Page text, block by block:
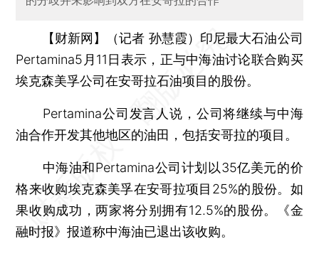
【财新网】（记者 孙慧霞） 印尼最大石油公司
Pertamina5月11日表示，正与中海油讨论联合购买
埃克森美孚公司在安哥拉石油项目的股份。
Pertamina公司发言人说，公司将继续与中海
油合作开发其他地区的油田，包括安哥拉的项目。
中海油和Pertamina公司计划以35亿美元的价
格来收购埃克森美孚在安哥拉项目25%的股份。如
果收购成功，两家将分别拥有12.5%的股份。《金
融时报》报道称中海油已退出该收购。